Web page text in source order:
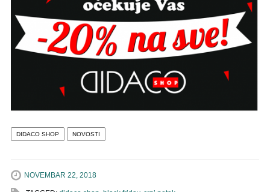
DIDACO SHOP NOVOSTI
NOVEMBAR 22, 2018